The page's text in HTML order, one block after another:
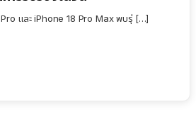
และ iPhone 18 Pro Max พบรุ่ […]